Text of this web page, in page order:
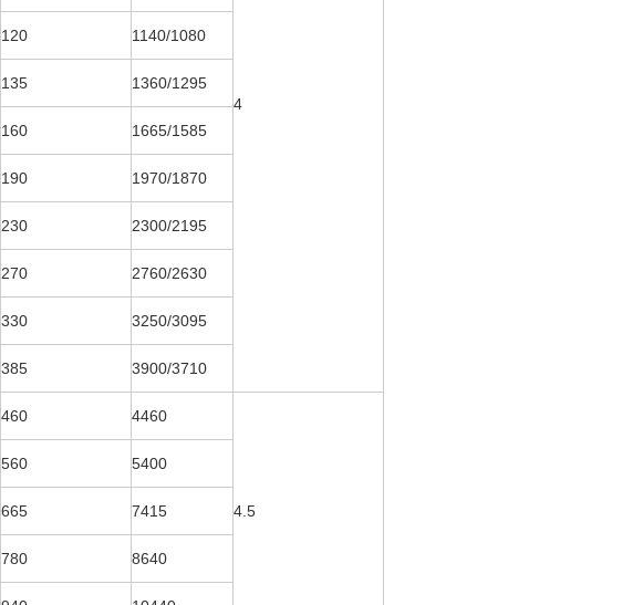
4
120 1140/1080
135 1360/1295
160 1665/1585
190 1970/1870
230 2300/2195
270 2760/2630
330 3250/3095
385 3900/3710
460 4460
4.5
560 5400
665 7415
780 8640